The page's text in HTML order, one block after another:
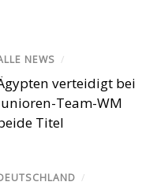
NEWS /
verteidigt bei
Team-WM
Titel
/